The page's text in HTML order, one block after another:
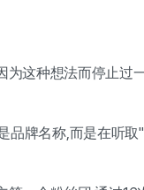
这种想法而停止过
品牌名称,而是在听